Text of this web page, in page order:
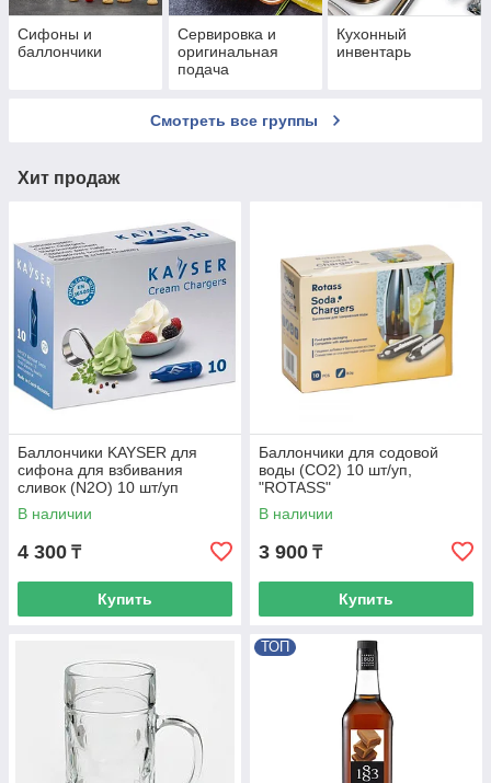
Сифоны и
баллончики
Сервировка и
оригинальная
подача
Кухонный
инвентарь
Смотреть все группы
Хит продаж
Баллончики KAYSER для
сифона для взбивания
сливок (N2O) 10 шт/уп
В наличии
4 300 ₸
Купить
Баллончики для содовой
воды (CO2) 10 шт/уп,
"ROTASS"
В наличии
3 900 ₸
Купить
ТОП